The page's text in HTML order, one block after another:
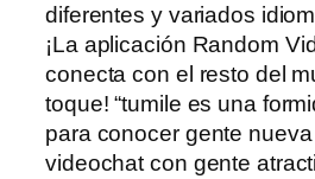
diferentes y variados
¡La aplicación Random
conecta con el resto del
toque! “tumile es una
para conocer gente
videochat con gente